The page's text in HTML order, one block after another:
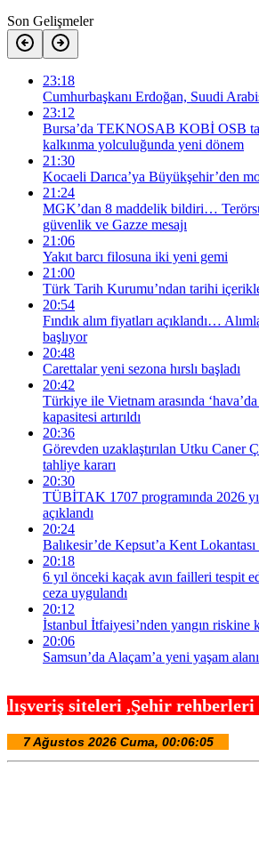
Son Gelişmeler
23:18
Cumhurbaşkanı Erdoğan, Suudi
23:12
Bursa’da TEKNOSAB KOBİ OSB
kalkınma yolculuğunda yeni dönem
21:30
Kocaeli Darıca’ya Büyükşehir’den
21:24
MGK’dan 8 maddelik bildiri…
güvenlik ve Gazze mesajı
21:06
Yakıt barcı filosuna iki yeni gemi
21:00
Türk Tarih Kurumu’ndan tarihi
20:54
Fındık alım fiyatları açıklandı…
başlıyor
20:48
Carettalar yeni sezona hırslı başladı
20:42
Türkiye ile Vietnam arasında
kapasitesi artırıldı
20:36
Görevden uzaklaştırılan Utku Caner
tahliye kararı
20:30
TÜBİTAK 1707 programında 2026
açıklandı
20:24
Balıkesir’de Kepsut’a Kent
20:18
6 yıl önceki kaçak avın failleri tespit
ceza uygulandı
20:12
İstanbul İtfaiyesi’nden yangın riskine
20:06
Samsun’da Alaçam’a yeni yaşam alanı
,Şehir rehberleri ,